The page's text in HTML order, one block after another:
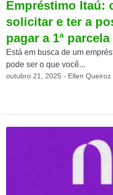
Empréstimo Itaú:
solicitar e ter a
pagar a 1ª
Está em busca de um
pode ser o que você...
outubro 21, 2025 - Ellen